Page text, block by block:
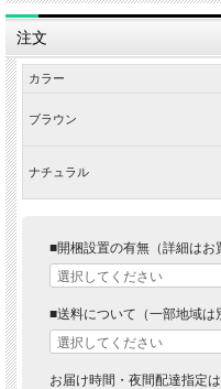
注文
カラー
ブラウン
ナチュラル
■開梱設置の有無（詳細はお
■送料について（一部地域は
お届け時間・夜間配達指定